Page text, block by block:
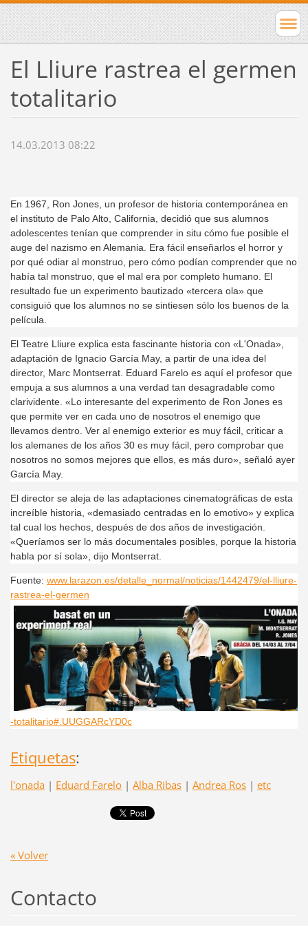
El Lliure rastrea el germen
totalitario
14.03.2013 08:22
En 1967, Ron Jones, un profesor de historia contemporánea en
el instituto de Palo Alto, California, decidió que sus alumnos
adolescentes tenían que comprender in situ cómo fue posible el
auge del nazismo en Alemania. Era fácil enseñarlos el horror y
por qué odiar al monstruo, pero cómo podían comprender que no
había tal monstruo, que el mal era por completo humano. El
resultado fue un experimento bautizado «tercera ola» que
consiguió que los alumnos no se sintiesen sólo los buenos de la
película.
El Teatre Lliure explica esta fascinante historia con «L'Onada»,
adaptación de Ignacio García May, a partir de una idea del
director, Marc Montserrat. Eduard Farelo es aquí el profesor que
empuja a sus alumnos a una verdad tan desagradable como
clarividente. «Lo interesante del experimento de Ron Jones es
que permite ver en cada uno de nosotros el enemigo que
llevamos dentro. Ver al enemigo exterior es muy fácil, criticar a
los alemanes de los años 30 es muy fácil, pero comprobar que
nosotros no somos mejores que ellos, es más duro», señaló ayer
García May.
El director se aleja de las adaptaciones cinematográficas de esta
increíble historia, «demasiado centradas en lo emotivo» y explica
tal cual los hechos, después de dos años de investigación.
«Queríamos ser lo más documentales posibles, porque la historia
habla por sí sola», dijo Montserrat.
Fuente: www.larazon.es/detalle_normal/noticias/1442479/el-lliure-
rastrea-el-germen
-totalitario#.UUGGARcYD0c
Etiquetas:
l'onada | Eduard Farelo | Alba Ribas | Andrea Ros | etc
« Volver
Contacto